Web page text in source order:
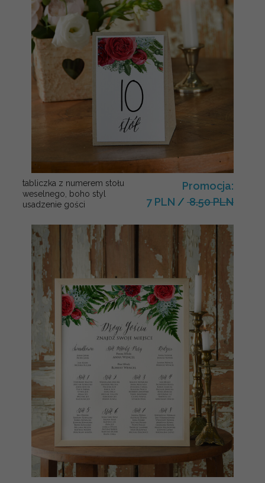
tabliczka z numerem stołu
weselnego, boho styl
usadzenie gości
Promocja:
7 PLN / 8.50 PLN